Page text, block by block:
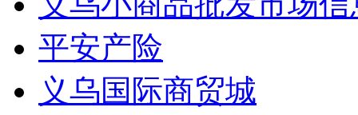
平安产险
义乌国际商贸城